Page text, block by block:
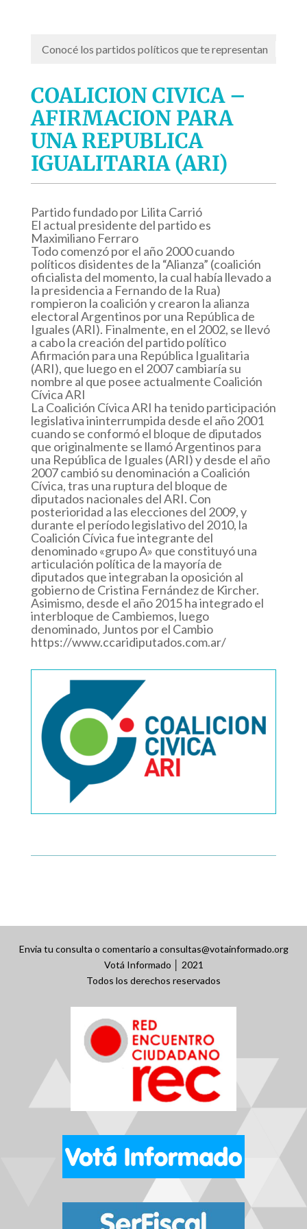
Conocé los partidos políticos que te representan
COALICION CIVICA –
AFIRMACION PARA
UNA REPUBLICA
IGUALITARIA (ARI)
Partido fundado por Lilita Carrió
El actual presidente del partido es
Maximiliano Ferraro
Todo comenzó por el año 2000 cuando
políticos disidentes de la “Alianza” (coalición
oficialista del momento, la cual había llevado a
la presidencia a Fernando de la Rua)
rompieron la coalición y crearon la alianza
electoral Argentinos por una República de
Iguales (ARI). Finalmente, en el 2002, se llevó
a cabo la creación del partido político
Afirmación para una República Igualitaria
(ARI), que luego en el 2007 cambiaría su
nombre al que posee actualmente Coalición
Cívica ARI
La Coalición Cívica ARI ha tenido participación
legislativa ininterrumpida desde el año 2001
cuando se conformó el bloque de diputados
que originalmente se llamó Argentinos para
una República de Iguales (ARI) y desde el año
2007 cambió su denominación a Coalición
Cívica, tras una ruptura del bloque de
diputados nacionales del ARI. Con
posterioridad a las elecciones del 2009, y
durante el período legislativo del 2010, la
Coalición Cívica fue integrante del
denominado «grupo A» que constituyó una
articulación política de la mayoría de
diputados que integraban la oposición al
gobierno de Cristina Fernández de Kircher.
Asimismo, desde el año 2015 ha integrado el
interbloque de Cambiemos, luego
denominado, Juntos por el Cambio
https://www.ccaridiputados.com.ar/
Envia tu consulta o comentario a consultas@votainformado.org
Votá Informado │ 2021
Todos los derechos reservados